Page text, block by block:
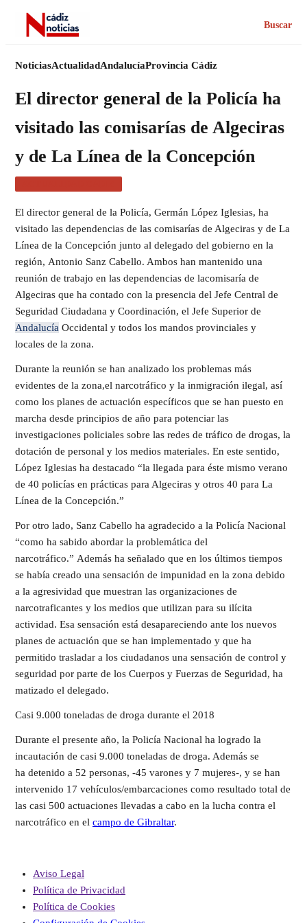
Buscar
NoticiasActualidadAndalucíaProvincia Cádiz
El director general de la Policía ha
visitado las comisarías de Algeciras
y de La Línea de la Concepción
El director general de la Policía, Germán López Iglesias, ha
visitado las dependencias de las comisarías de Algeciras y de La
Línea de la Concepción junto al delegado del gobierno en la
región, Antonio Sanz Cabello. Ambos han mantenido una
reunión de trabajo en las dependencias de lacomisaría de
Algeciras que ha contado con la presencia del Jefe Central de
Seguridad Ciudadana y Coordinación, el Jefe Superior de
Andalucía Occidental y todos los mandos provinciales y
locales de la zona.
Durante la reunión se han analizado los problemas más
evidentes de la zona,el narcotráfico y la inmigración ilegal, así
como los planes de actuación específicos que se han puesto en
marcha desde principios de año para potenciar las
investigaciones policiales sobre las redes de tráfico de drogas, la
dotación de personal y los medios materiales. En este sentido,
López Iglesias ha destacado “la llegada para éste mismo verano
de 40 policías en prácticas para Algeciras y otros 40 para La
Línea de la Concepción.”
Por otro lado, Sanz Cabello ha agradecido a la Policía Nacional
“como ha sabido abordar la problemática del
narcotráfico.” Además ha señalado que en los últimos tiempos
se había creado una sensación de impunidad en la zona debido
a la agresividad que muestran las organizaciones de
narcotraficantes y los medios que utilizan para su ilícita
actividad. Esa sensación está desapareciendo ante los nuevos
planes de actuación que se han implementado y que ha
permitido trasladar a los ciudadanos una sensación de control y
seguridad por parte de los Cuerpos y Fuerzas de Seguridad, ha
matizado el delegado.
Casi 9.000 toneladas de droga durante el 2018
Durante el presente año, la Policía Nacional ha logrado la
incautación de casi 9.000 toneladas de droga. Además se
ha detenido a 52 personas, -45 varones y 7 mujeres-, y se han
intervenido 17 vehículos/embarcaciones como resultado total de
las casi 500 actuaciones llevadas a cabo en la lucha contra el
narcotráfico en el campo de Gibraltar.
Aviso Legal
Política de Privacidad
Política de Cookies